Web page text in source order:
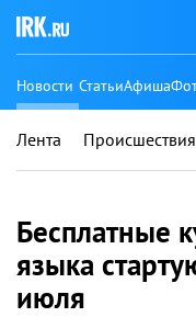
Новости СтатьиАфиша
Лента Происшествия
Бесплатные
языка
июля